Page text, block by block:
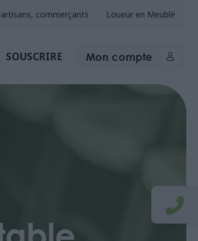
commerçants Loueur en Meublé
SOUSCRIRE Mon compte